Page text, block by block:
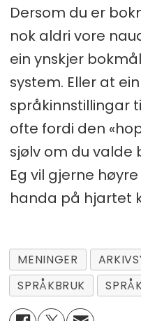
Dersom du er
nok aldri vore
ein ynskjer
system. Eller at
språkinnstillingar
ofte fordi den
sjølv om du valde
Eg vil gjerne
handa på hjartet
MENINGER
SPRÅKBRUK